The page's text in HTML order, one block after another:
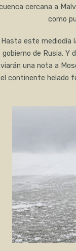
cercana a
como
Hasta este mediodía
gobierno de Rusia. Y
una nota a
el continente helado